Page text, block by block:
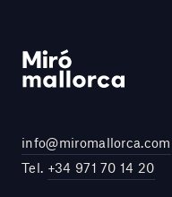
info@miromallorca.com
Tel. +34 971 70 14 20